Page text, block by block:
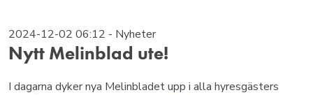
2024-12-02 06:12 - Nyheter
Nytt Melinblad ute!
I dagarna dyker nya Melinbladet upp i alla hyresgästers